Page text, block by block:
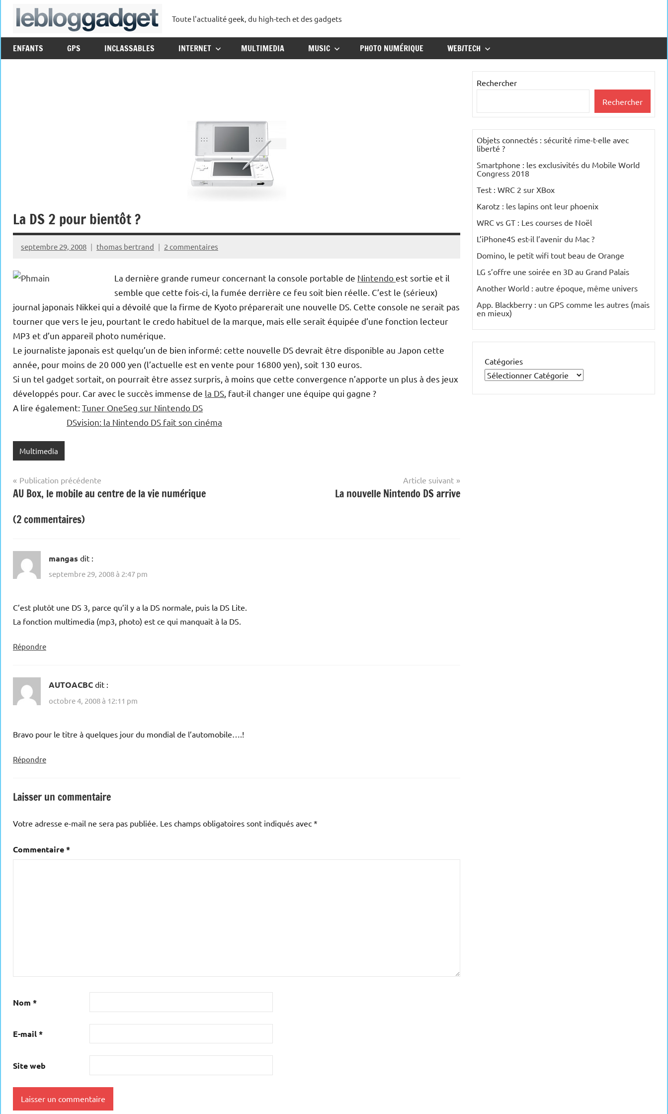
Aller
lebloggadget
Toute l'actualité geek, du high-tech et des gadgets
ENFANTS GPS INCLASSABLES INTERNET MULTIMEDIA MUSIC PHOTO NUMÉRIQUE WEB/TECH
La DS 2 pour bientôt ?
septembre 29, 2008 thomas bertrand 2 commentaires
La dernière grande rumeur concernant la console portable de Nintendoest sortie et il
semble que cette fois-ci, la fumée derrière ce feu soit bien réelle. C’est le (sérieux)
journal japonais Nikkei qui a dévoilé que la firme de Kyoto préparerait une nouvelle DS. Cette console ne serait pas
tourner que vers le jeu, pourtant le credo habituel de la marque, mais elle serait équipée d’une fonction lecteur
MP3 et d’un appareil photo numérique.
Le journaliste japonais est quelqu’un de bien informé: cette nouvelle DS devrait être disponible au Japon cette
année, pour moins de 20 000 yen (l’actuelle est en vente pour 16800 yen), soit 130 euros.
Si un tel gadget sortait, on pourrait être assez surpris, à moins que cette convergence n’apporte un plus à des jeux
développés pour. Car avec le succès immense de la DS , faut-il changer une équipe qui gagne ?
A lire également: Tuner OneSeg sur Nintendo DS
DSvision: la Nintendo DS fait son cinéma
Multimedia
Navigation
de
l’article
Publication précédente
AU Box, le mobile au centre de la vie numérique
Article suivant
La nouvelle Nintendo DS arrive
(2 commentaires)
mangas dit :
septembre 29, 2008 à 2:47 pm
C’est plutôt une DS 3, parce qu’il y a la DS normale, puis la DS Lite.
La fonction multimedia (mp3, photo) est ce qui manquait à la DS.
Répondre
AUTOACBC dit :
octobre 4, 2008 à 12:11 pm
Bravo pour le titre à quelques jour du mondial de l’automobile….!
Répondre
Laisser un commentaire
Votre adresse e-mail ne sera pas publiée. Les champs obligatoires sont indiqués avec *
Commentaire*
Nom *
E-mail*
Site web
Rechercher
Rechercher
Objets connectés : sécurité rime-t-elle avec
liberté ?
Smartphone : les exclusivités du Mobile World
Congress 2018
Test : WRC 2 sur XBox
Karotz : les lapins ont leur phoenix
WRC vs GT : Les courses de Noël
L’iPhone4S est-il l’avenir du Mac ?
Domino, le petit wifi tout beau de Orange
LG s’offre une soirée en 3D au Grand Palais
Another World : autre époque, même univers
App. Blackberry : un GPS comme les autres (mais
en mieux)
Catégories